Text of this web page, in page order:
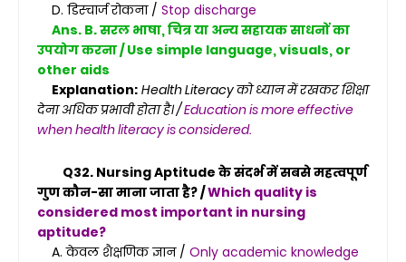
D. डिस्चार्ज रोकना / Stop discharge
Ans. B. सरल भाषा, चित्र या अन्य सहायक साधनों का
उपयोग करना / Use simple language, visuals, or
other aids
Explanation: Health Literacy को ध्यान में रखकर शिक्षा
देना अधिक प्रभावी होता है। /Education is more effective
when health literacy is considered.
Q32. Nursing Aptitude के संदर्भ में सबसे महत्वपूर्ण
गुण कौन-सा माना जाता है? /Which quality is
considered most important in nursing
aptitude?
A. केवल शैक्षणिक ज्ञान / Only academic knowledge